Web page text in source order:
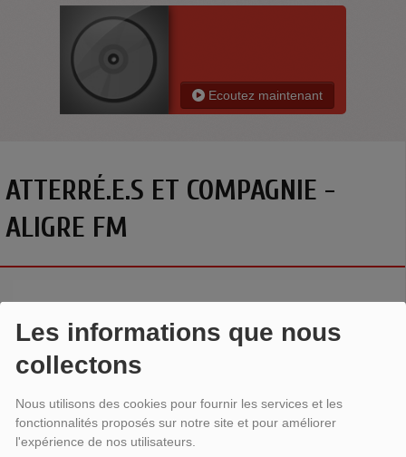
Les informations que nous
collectons
Nous utilisons des cookies pour fournir les services et les
fonctionnalités proposés sur notre site et pour améliorer
l'expérience de nos utilisateurs.
Ecoutez maintenant
ATTERRÉ.E.S ET COMPAGNIE -
ALIGRE FM